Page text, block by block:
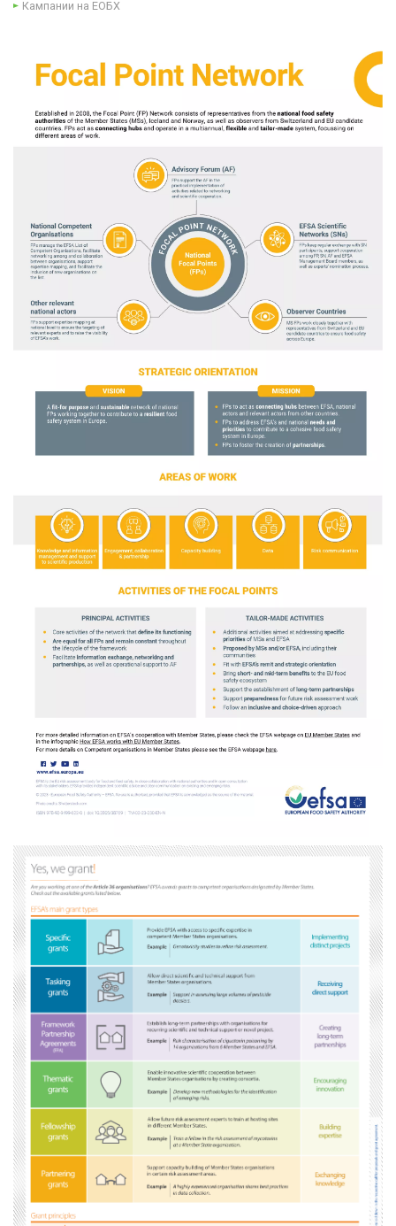
Кампании на ЕОБХ